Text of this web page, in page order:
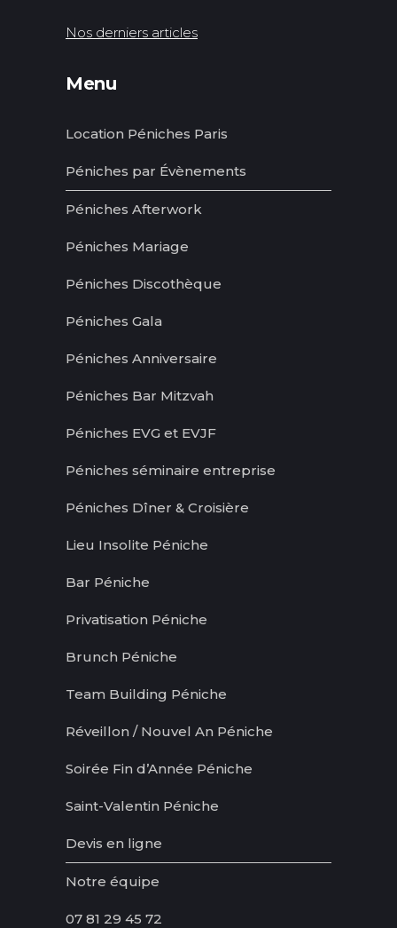
Nos derniers articles
Menu
Location Péniches Paris
Péniches par Évènements
Péniches Afterwork
Péniches Mariage
Péniches Discothèque
Péniches Gala
Péniches Anniversaire
Péniches Bar Mitzvah
Péniches EVG et EVJF
Péniches séminaire entreprise
Péniches Dîner & Croisière
Lieu Insolite Péniche
Bar Péniche
Privatisation Péniche
Brunch Péniche
Team Building Péniche
Réveillon / Nouvel An Péniche
Soirée Fin d’Année Péniche
Saint-Valentin Péniche
Devis en ligne
Notre équipe
07 81 29 45 72